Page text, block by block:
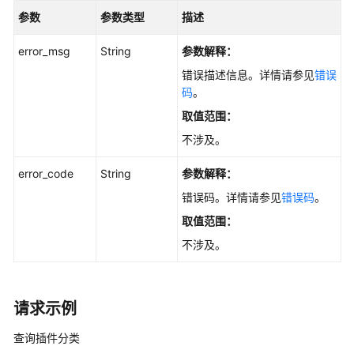
AddExtensionEvaluationReply
删
除
回
参数 参数类型 描述
error_msg String
参数解释：
错误描述信息。详情请参见错误
码。
取值范围：
不涉及。
error_code String
参数解释：
错误码。详情请参见错误码。
取值范围：
不涉及。
请求示例
查询插件分类